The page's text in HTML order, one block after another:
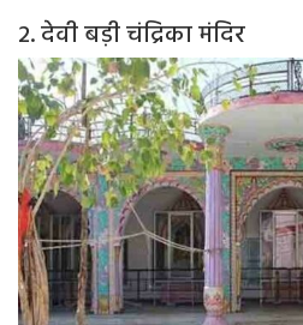
2. देवी बड़ी चंद्रिका मंदिर